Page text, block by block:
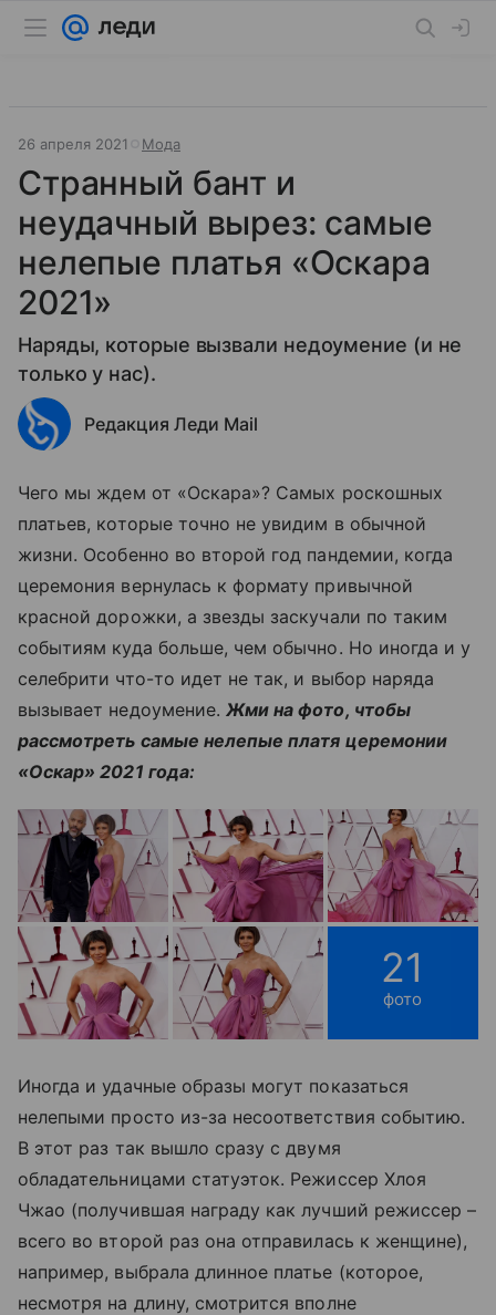
26 апреля 2021 Мода
Странный бант и
неудачный вырез: самые
нелепые платья «Оскара
2021»
Наряды, которые вызвали недоумение (и не
только у нас).
Редакция Леди Mail
Чего мы ждем от «Оскара»? Самых роскошных
платьев, которые точно не увидим в обычной
жизни. Особенно во второй год пандемии, когда
церемония вернулась к формату привычной
красной дорожки, а звезды заскучали по таким
событиям куда больше, чем обычно. Но иногда и у
селебрити что-то идет не так, и выбор наряда
вызывает недоумение.Жми на фото, чтобы
рассмотреть самые нелепые платя церемонии
«Оскар» 2021 года:
21
фото
Иногда и удачные образы могут показаться
нелепыми просто из-за несоответствия событию.
В этот раз так вышло сразу с двумя
обладательницами статуэток. Режиссер Хлоя
Чжао (получившая награду как лучший режиссер –
всего во второй раз она отправилась к женщине),
например, выбрала длинное платье (которое,
несмотря на длину, смотрится вполне